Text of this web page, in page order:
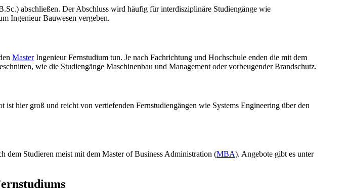
abschließen. Der Abschluss wird häufig für interdisziplinäre Studiengänge wie
Ingenieur Bauwesen vergeben.
MasterIngenieur Fernstudium tun. Je nach Fachrichtung und Hochschule enden die mit dem
wie die Studiengänge Maschinenbau und Management oder vorbeugender Brandschutz.
ist hier groß und reicht von vertiefenden Fernstudiengängen wie Systems Engineering über den
dem Studieren meist mit dem Master of Business Administration (MBA). Angebote gibt es unter